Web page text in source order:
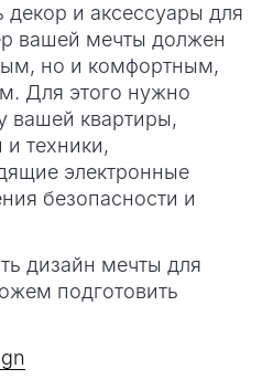
и аксессуары для
вашей мечты должен
но и комфортным,
Для этого нужно
вашей квартиры,
техники,
электронные
безопасности и
дизайн мечты для
подготовить